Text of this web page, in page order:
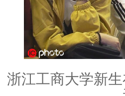
浙江工商大学新